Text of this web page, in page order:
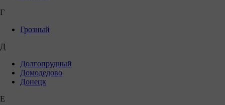
Г
Грозный
Д
Долгопрудный
Домодедово
Донецк
Е